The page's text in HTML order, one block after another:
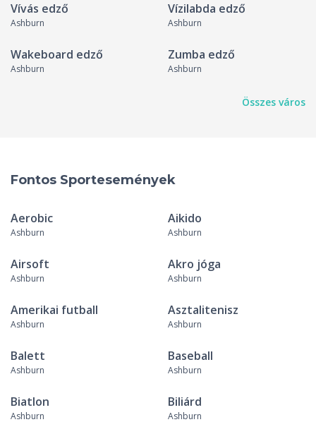
Vívás edző
Ashburn
Vízilabda edző
Ashburn
Wakeboard edző
Ashburn
Zumba edző
Ashburn
Összes város
Fontos Sportesemények
Aerobic
Ashburn
Aikido
Ashburn
Airsoft
Ashburn
Akro jóga
Ashburn
Amerikai futball
Ashburn
Asztalitenisz
Ashburn
Balett
Ashburn
Baseball
Ashburn
Biatlon
Ashburn
Biliárd
Ashburn